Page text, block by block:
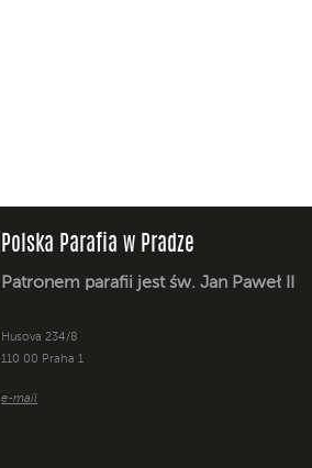
Polska Parafia w Pradze
Patronem parafii jest św. Jan Paweł II
Husova 234/8
110 00 Praha 1
e-mail